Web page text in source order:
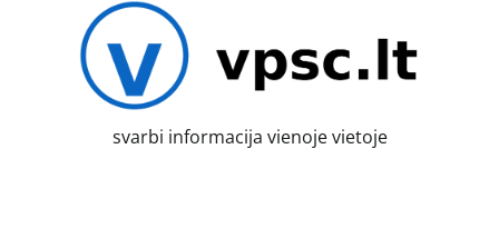
svarbi informacija vienoje vietoje